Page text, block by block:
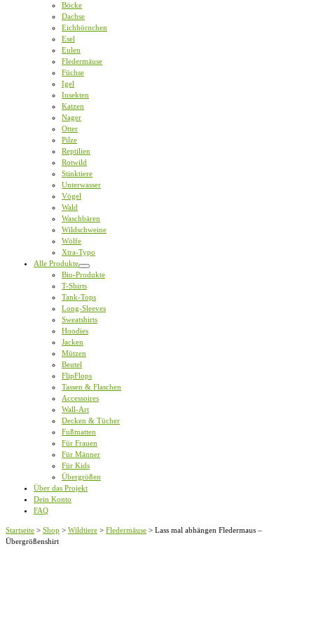
Böcke
Dachse
Eichhörnchen
Esel
Eulen
Fledermäuse
Füchse
Igel
Insekten
Katzen
Nager
Otter
Pilze
Reptilien
Rotwild
Stinktiere
Unterwasser
Vögel
Wald
Waschbären
Wildschweine
Wölfe
Xtra-Typo
Alle Produkte
Bio-Produkte
T-Shirts
Tank-Tops
Long-Sleeves
Sweatshirts
Hoodies
Jacken
Mützen
Beutel
FlipFlops
Tassen & Flaschen
Accessoires
Wall-Art
Decken & Tücher
Fußmatten
Für Frauen
Für Männer
Für Kids
Übergrößen
Über das Projekt
Dein Konto
FAQ
Startseite > Shop > Wildtiere > Fledermäuse > Lass mal abhängen Fledermaus –
Übergrößenshirt